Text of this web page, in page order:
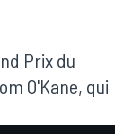
Prix du
O'Kane, qui